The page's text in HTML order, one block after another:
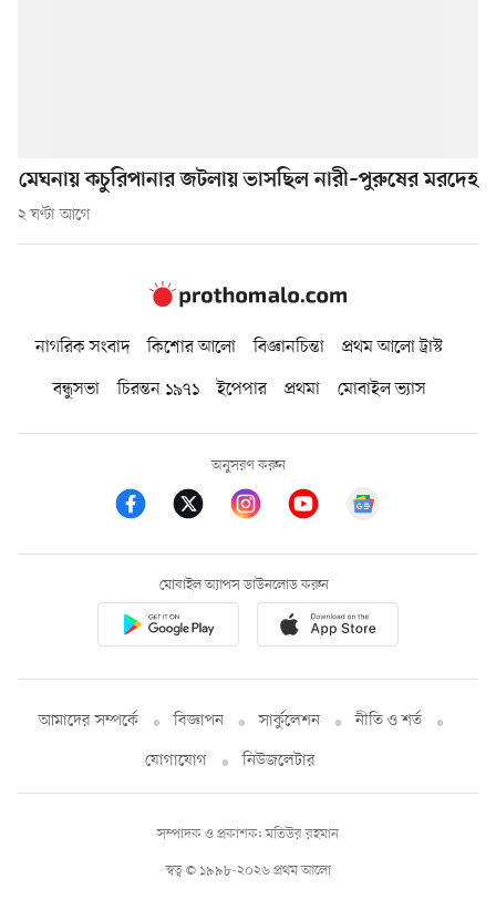
মেঘনায় কচুরিপানার জটলায় ভাসছিল নারী–পুরুষের মরদেহ
২ ঘণ্টা আগে
নাগরিক সংবাদ কিশোর আলো বিজ্ঞানচিন্তা
প্রথম আলো ট্রাস্ট
বন্ধুসভা
চিরন্তন ১৯৭১ ইপেপার প্রথমা মোবাইল ভ্যাস
অনুসরণ করুন
মোবাইল অ্যাপস ডাউনলোড করুন
আমাদের সম্পর্কে বিজ্ঞাপন সার্কুলেশন
নীতি ও শর্ত
যোগাযোগ
নিউজলেটার
স্বত্ব © ১৯৯৮-২০২৬ প্রথম আলো
সম্পাদক ও প্রকাশক: মতিউর রহমান